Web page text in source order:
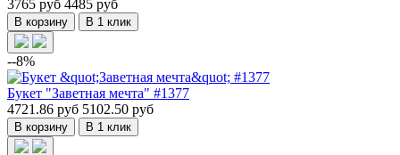
3765 руб 4485 руб
В корзину В 1 клик
--8%
Букет "Заветная мечта" #1377
4721.86 руб 5102.50 руб
В корзину В 1 клик